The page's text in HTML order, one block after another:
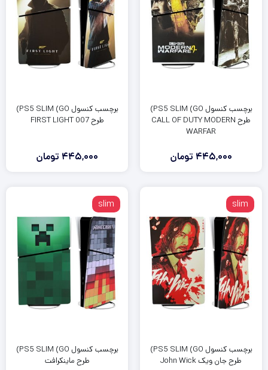
برچسب کنسول PS5 SLIM (GO)
طرح CALL OF DUTY MODERN
WARFAR
445,000 تومان
برچسب کنسول PS5 SLIM (GO)
طرح FIRST LIGHT 007
445,000 تومان
slim
برچسب کنسول PS5 SLIM (GO)
طرح جان ویک John Wick
slim
برچسب کنسول PS5 SLIM (GO)
طرح ماینکرافت